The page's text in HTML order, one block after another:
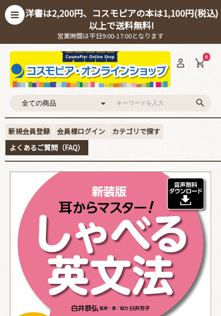
洋書は2,200円、コスモピアの本は1,100円(税込)
以上で送料無料!
営業時間は平日9:00-17:00となります
0
新規会員登録 会員様ログイン
カテゴリで探す
よくあるご質問（FAQ）